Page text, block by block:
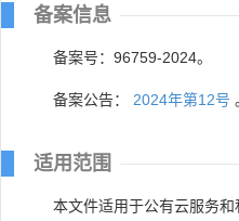
备案信息
备案号：96759-2024。
备案公告： 2024年第12号
适用范围
本文件适用于公有云服务